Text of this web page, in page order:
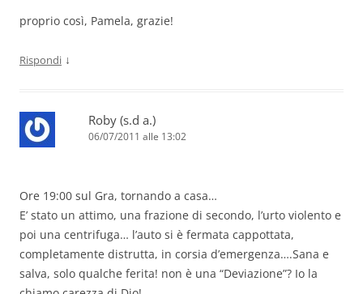
proprio così, Pamela, grazie!
Rispondi ↓
Roby (s.d a.)
06/07/2011 alle 13:02
Ore 19:00 sul Gra, tornando a casa…
E’ stato un attimo, una frazione di secondo, l’urto violento e
poi una centrifuga… l’auto si è fermata cappottata,
completamente distrutta, in corsia d’emergenza….Sana e
salva, solo qualche ferita! non è una “Deviazione”? Io la